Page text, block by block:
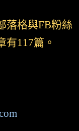
落格與FB粉絲
有117篇。